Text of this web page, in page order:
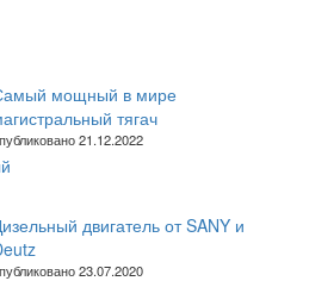
мощный в мире
тягач
21.12.2022
двигатель от SANY и
23.07.2020